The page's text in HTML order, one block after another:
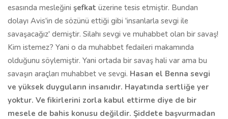
esasında mesleğini şefkat üzerine tesis etmiştir. Bundan
dolayı Avis'in de sözünü ettiği gibi 'insanlarla sevgi ile
savaşacağız' demiştir. Silahı sevgi ve muhabbet olan bir savaş!
Kim istemez? Yani o da muhabbet fedaileri makamında
olduğunu söylemiştir. Yani ortada bir savaş hali var ama bu
savaşın araçları muhabbet ve sevgi. Hasan el Benna sevgi
ve yüksek duyguların insanıdır. Hayatında sertliğe yer
yoktur. Ve fikirlerini zorla kabul ettirme diye de bir
mesele de bahis konusu değildir. Şiddete başvurmadan